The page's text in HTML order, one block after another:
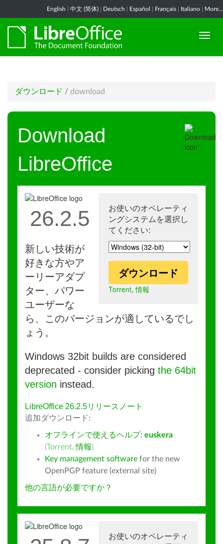
English 中文 (简体) Deutsch Español Français Italiano More...
ダウンロード / download
Download
LibreOffice
お使いのオペレーティ
ングシステムを選択し
てください:
ダウンロード
Torrent,情報
26.2.5
新しい技術が
好きな方やア
ーリーアダプ
ター、パワー
ユーザーな
ら、このバージョンが適しているでし
ょう。
Windows 32bit builds are considered
deprecated - consider picking the 64bit
version instead.
LibreOffice 26.2.5リリースノート
追加ダウンロード:
オフラインで使えるヘルプ: euskera
(Torrent,情報)
Key management software for the new
OpenPGP feature (external site)
他の言語が必要ですか？
お使いのオペレーティ